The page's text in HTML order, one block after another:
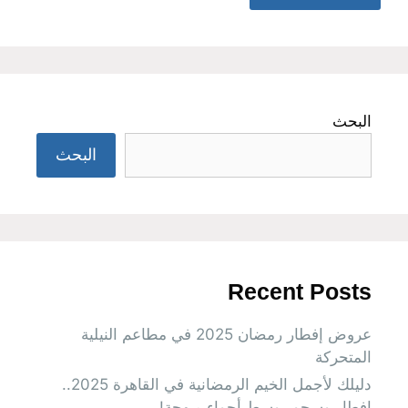
البحث
البحث
Recent Posts
عروض إفطار رمضان 2025 في مطاعم النيلية
المتحركة
دليلك لأجمل الخيم الرمضانية في القاهرة 2025..